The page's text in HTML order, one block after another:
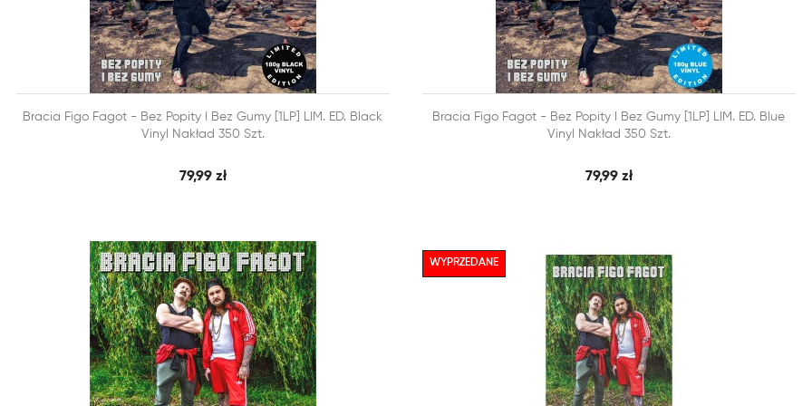
 DODAJ DO KOSZYKA SZYBKI PODGLĄD
Bracia Figo Fagot - Bez Popity I Bez Gumy [1LP] LIM. ED. Black
Vinyl Nakład 350 Szt.
79,99 zł
 DODAJ DO KOSZYKA SZYBKI PODGLĄD
Bracia Figo Fagot - Bez Popity I Bez Gumy [1LP] LIM. ED. Blue
Vinyl Nakład 350 Szt.
79,99 zł
WYPRZEDANE